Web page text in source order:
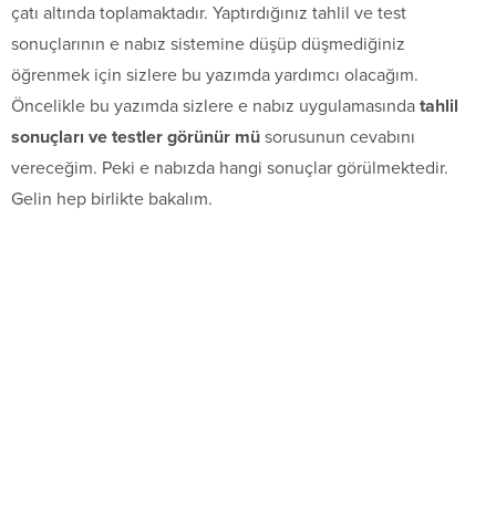
çatı altında toplamaktadır. Yaptırdığınız tahlil ve test
sonuçlarının e nabız sistemine düşüp düşmediğiniz
öğrenmek için sizlere bu yazımda yardımcı olacağım.
Öncelikle bu yazımda sizlere e nabız uygulamasında tahlil
sonuçları ve testler görünür mü sorusunun cevabını
vereceğim. Peki e nabızda hangi sonuçlar görülmektedir.
Gelin hep birlikte bakalım.